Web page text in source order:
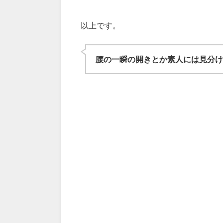
以上です。
腰の一瞬の開きとか素人には見分け